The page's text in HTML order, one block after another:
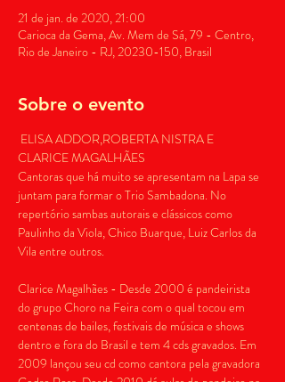
21 de jan. de 2020, 21:00
Carioca da Gema, Av. Mem de Sá, 79 - Centro,
Rio de Janeiro - RJ, 20230-150, Brasil
Sobre o evento
ELISA ADDOR,ROBERTA NISTRA E
CLARICE MAGALHÃES
Cantoras que há muito se apresentam na Lapa se
juntam para formar o Trio Sambadona. No
repertório sambas autorais e clássicos como
Paulinho da Viola, Chico Buarque, Luiz Carlos da
Clarice Magalhães - Desde 2000 é pandeirista
do grupo Choro na Feira com o qual tocou em
centenas de bailes, festivais de música e shows
dentro e fora do Brasil e tem 4 cds gravados. Em
2009 lançou seu cd como cantora pela gravadora